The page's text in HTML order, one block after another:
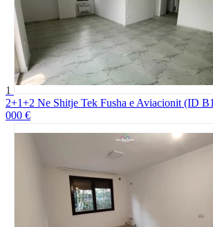
1
2+1+2 Ne Shitje Tek Fusha e Aviacionit (ID
000 €